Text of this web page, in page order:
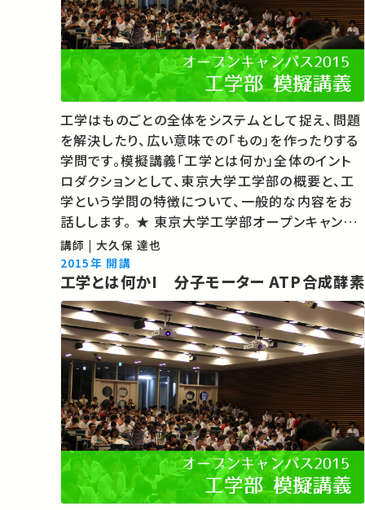
工学はものごとの全体をシステムとして捉え、問題
を解決したり、広い意味での「もの」を作ったりする
学問です。模擬講義「工学とは何か」全体のイント
ロダクションとして、東京大学工学部の概要と、工
学という学問の特徴について、一般的な内容をお
話しします。 ★ 東京大学工学部オープンキャンパ
ス模擬講義2015 ★ 東京大学「入学・進学をご希
望の方へ」 ★あなたのシェアが、ほかの誰かの学び
に繋がる…
講師 | 大久保 達也
2015年 開講
工学とは何かI 分子モーター ATP合成酵素